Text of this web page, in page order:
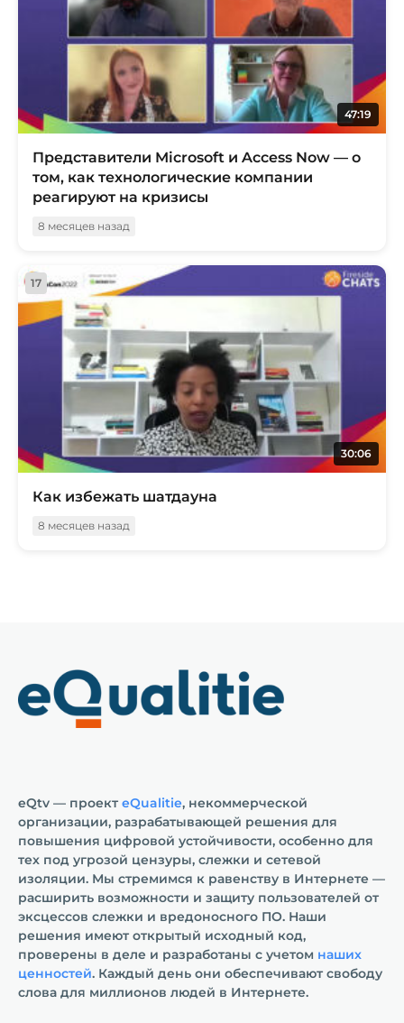
47:19
Представители Microsoft и Access Now — о
том, как технологические компании
реагируют на кризисы
8 месяцев назад
17
30:06
Как избежать шатдауна
8 месяцев назад
eQtv — проект eQualitie, некоммерческой
организации, разрабатывающей решения для
повышения цифровой устойчивости, особенно для
тех под угрозой цензуры, слежки и сетевой
изоляции. Мы стремимся к равенству в Интернете —
расширить возможности и защиту пользователей от
эксцессов слежки и вредоносного ПО. Наши
решения имеют открытый исходный код,
проверены в деле и разработаны с учетом наших
ценностей. Каждый день они обеспечивают свободу
слова для миллионов людей в Интернете.